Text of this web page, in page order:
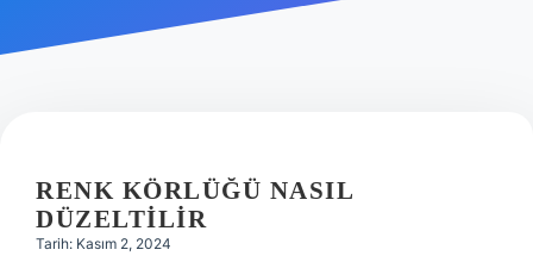
Hakkımızda
RENK KÖRLÜĞÜ NASIL
DÜZELTILIR
Tarih: Kasım 2, 2024